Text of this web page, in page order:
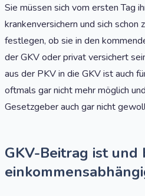
Sie müssen sich vom ersten Tag
krankenversichern und sich schon
festlegen, ob sie in den
der GKV oder privat versichert
aus der PKV in die GKV ist auch
oftmals gar nicht mehr möglich
Gesetzgeber auch gar nicht
GKV-Beitrag ist und